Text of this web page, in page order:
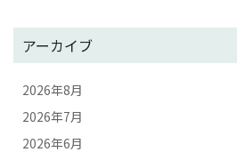
アーカイブ
2026年8月
2026年7月
2026年6月